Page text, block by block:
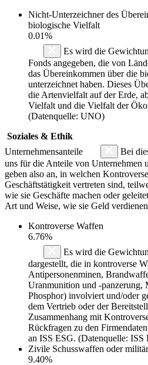
Nicht-Unterzeichner des
biologische Vielfalt
0.01%
Es wird die
Fonds angegeben, die von
das Übereinkommen über die
unterzeichnet haben. Dieses
die Artenvielfalt auf der Erde,
Vielfalt und die Vielfalt der
(Datenquelle: UNO)
Soziales & Ethik
Unternehmensanteile
Bei
uns für die Anteile von Unternehmen
geben also an, in welchen
Geschäftstätigkeit vertreten sind,
wie sie Geschäfte machen oder
Art und Weise, wie sie Geld
Kontroverse Waffen
6.76%
Es wird die
dargestellt, die in kontroverse
Antipersonenminen,
Uranmunition und -panzerung,
Phosphor) involviert und/oder
dem Vertrieb oder der
Zusammenhang mit
Rückfragen zu den
an ISS ESG. (Datenquelle: ISS
Zivile Schusswaffen oder
9.40%